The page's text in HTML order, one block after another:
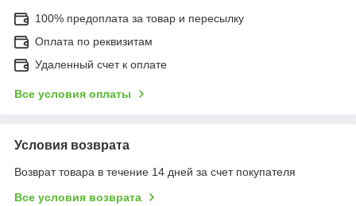
100% предоплата за товар и пересылку
Оплата по реквизитам
Удаленный счет к оплате
Все условия оплаты
Условия возврата
Возврат товара в течение 14 дней за счет покупателя
Все условия возврата